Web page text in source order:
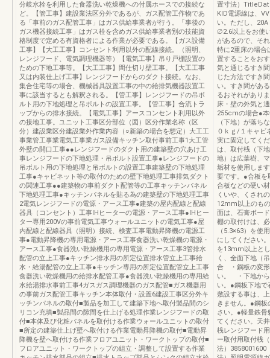
分岐水栓を利用した食器洗い乾燥機への付属ホースでの接続な
ど。【管工事】建設業法区分外であるが、ガス配管工作物であ
る「事前のガス配管工事」はガス供給事業者が行う。「事後の
ガス機器接続工事」はガス栓を含めガス供給事業者別の技能資
格制度で定める有資格者による作業が必要である。【ガス設備
工事】【大工工事】コンセント利用以外の配線接続。（照明、
レンジフード、電気調理機器等）【電気工事】吊り戸棚設置の
ための下地工事等。【大工工事】間仕切り壁工事。【大工工事
又は内装仕上げ工事】レンジフードからのダクト接続。なお、
集合住宅等の場合、機械器具設置工事の中の給排気機器設置工
事に該当するとも解釈される。【管工事】レンジフードの吊ボ
ルト用の下地処理と吊ボルトの設置工事。【管工事】合流トラ
ップからの排水接続。【電気工事】アースコンセント利用以外
の接地工事。ユニット工事区分部位（図）区分作業名称（区
分）建設業区分建設業外作業内容（○新築の場合を想定）大工工
事業管工事業電気工事業ガス設備キッチン取付事前工事1大工管
外壁の開口工事●●レンジフードのダクト用の建築壁の穴あけ工
事レンジフードの下地処理・吊ボルト設置工事●レンジフードの
吊ボルト用の下地処理と吊ボルトの設置工事建築壁の下地処理
工事●キャビネット等の取付のための壁下地処理工事排気ダクト
の関連工事●●建築物の事前ダクト配管等の工事キッチンパネル
下地処理工事●キッチンパネルを貼る為の建築壁の下地処理工事
2電気レンジフードの電源・アース工事●建築の屋内配線と配線
器具（コンセント）工事ⅠHヒーターの電源・アース工事●ⅠHヒー
ター専用200Vの事前電気工事ウォールユニットの電気工事●屋
内配線と配線器具（照明）接続、検査工事電動昇降機の電源工
事●電動昇降機の専用電源・アース工事食器洗い乾燥機の電源・
アース工事●食器洗い乾燥機用の専用電源・アース工事3管排水
配管の立上工事●キッチン排水用の所定位置排水管立上工事給
水・給湯配管の立上工事●キッチン専用の所定位置配管立上工事
食器洗い乾燥機用の給排水配管工事●食器洗い乾燥機用の専用給
水給湯排水事前工事4ガスガス調理機器のガス配管■ガス機器用
の事前ガス配管工事キッチン本体取付・設置6建設工事区分外キ
ッチンパネルの取付■製品を加工して建築下地へ取付製品間のシ
リコン充填■製品間の隙間を仕上げる処理作業レンジフードの取
付■本体及び化粧パネルを取付ける作業ウォールユニットの取付
■所定の建築仕上げ壁へ取付ける作業電動昇降機の取付■電動昇
降機を壁へ取付ける作業フロアユニット・ワークトップの取付■
フロアユニット・ワークトップの組立・調整して設置する作業
置寸法）
KID電源線は、
い。ただし、
∅2.6以上をお使
があるので、そ
特に2重床の場合
置することをお
気と通じるすき
じた方法ですき
い。すき間があ
るおそれがあり
床・壁の外気と
255cmの場合●
（下地）が落ち
０ｋｇ/１キャビ
実に固定してく
は、取付桟（下
地）は広葉樹、
垢材を使用しま
要です。●合板を
合板などの硬い
くいや、くされ
12mm以上のも
面は、石膏ボー
棚の取付けは、
（5.3×63）を使
にしてください
を13mm以上と
く、全面下地（
合 ・鋼板の変形
い。 ・下地から
い。●鋼板下地で
敷設する事は、
きません。●鋼
さい。●軽量鉄
てください。天
桟レンジフード
ー取付用取付桟
法）3858001600